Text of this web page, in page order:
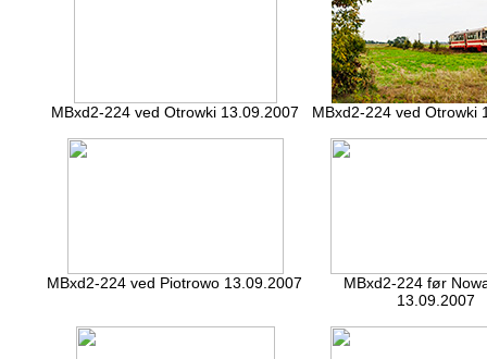
MBxd2-224 ved Otrowki 13.09.2007 MBxd2-224 ved Otrowki
MBxd2-224 ved Piotrowo 13.09.2007
MBxd2-224 før
13.09.2007